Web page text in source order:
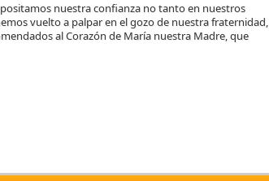
nuestra confianza no tanto en nuestros
vuelto a palpar en el gozo de nuestra fraternidad,
al Corazón de María nuestra Madre, que